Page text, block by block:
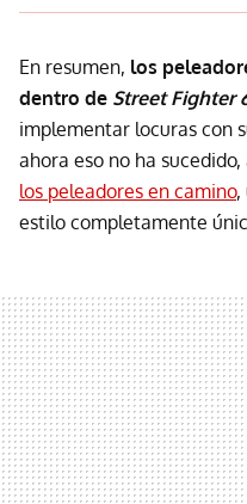
En resumen, los
dentro de Street Fighter
implementar locuras con
ahora eso no ha
los peleadores en camino,
estilo completamente